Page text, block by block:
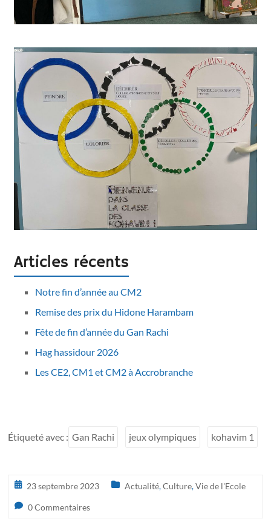
Articles récents
Notre fin d’année au CM2
Remise des prix du Hidone Harambam
Fête de fin d’année du Gan Rachi
Hag hassidour 2026
Les CE2, CM1 et CM2 à Accrobranche
Étiqueté avec : Gan Rachi jeux olympiques kohavim 1
23 septembre 2023 Actualité,Culture,Vie de l'Ecole
0 Commentaires